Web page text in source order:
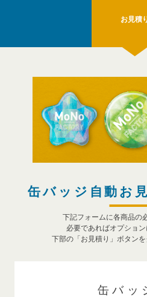
お見積
缶バッジ自動お
下記フォームに各商品の
必要であればオプショ
下部の「お見積り」ボタン
缶バッ